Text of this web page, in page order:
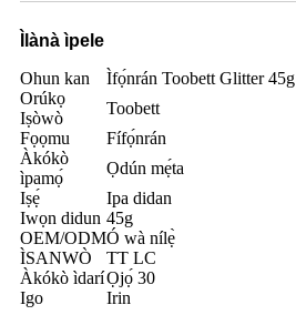
Ìlànà ìpele
Ohun kan
Ìfọ́nrán Toobett Glitter 45g
Orúkọ
Iṣòwò
Toobett
Fọọmu
Fífọ́nrán
Àkókò
ìpamọ́
Ọdún mẹ́ta
Iṣẹ́
Ipa didan
Iwọn didun 45g
OEM/ODMÓ wà nílẹ̀
ÌSANWÒ
TT LC
Àkókò ìdaríỌjọ́ 30
Igo
Irin